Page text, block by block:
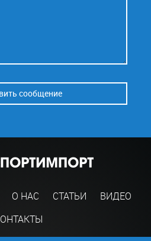
сообщение
О НАС СТАТЬИ
ВИДЕО